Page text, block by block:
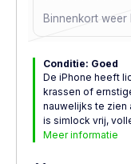
Binnenkort weer
Conditie: Goed
De iPhone heeft
krassen of
nauwelijks te zien
is simlock vrij,
Meer informatie